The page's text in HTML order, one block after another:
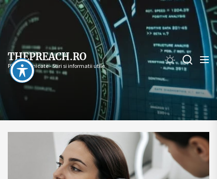
Skip
to
the
content
THEPREACH.RO
PR - Comunicate - Stiri si informatii utile